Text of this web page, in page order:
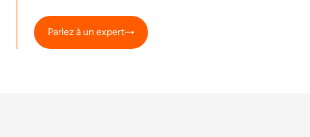
Parlez à un expert